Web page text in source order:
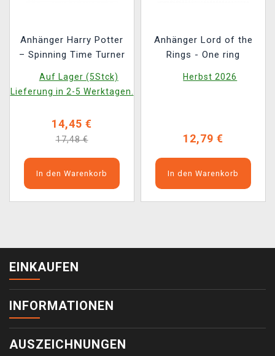
Anhänger Harry Potter
– Spinning Time Turner
Auf Lager (5Stck)
Lieferung in 2-5 Werktagen.
14,45 €
17,48 €
In den Warenkorb
Anhänger Lord of the
Rings - One ring
Herbst 2026
12,79 €
In den Warenkorb
EINKAUFEN
INFORMATIONEN
AUSZEICHNUNGEN